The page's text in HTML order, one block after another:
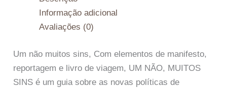
Informação adicional
Avaliações (0)
Um não muitos sins, Com elementos de manifesto,
reportagem e livro de viagem, UM NÃO, MUITOS
SINS é um guia sobre as novas políticas de